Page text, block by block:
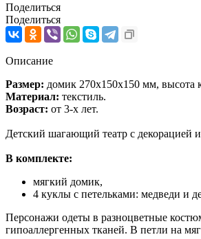
Поделиться
Поделиться
Описание
Размер: домик 270х150х150 мм, высота
Материал: текстиль.
Возраст: от 3-х лет.
Детский шагающий театр с декорацией
В комплекте:
мягкий домик,
4 куклы с петельками: медведи и
Персонажи одеты в разноцветные
гипоаллергенных тканей. В петли на